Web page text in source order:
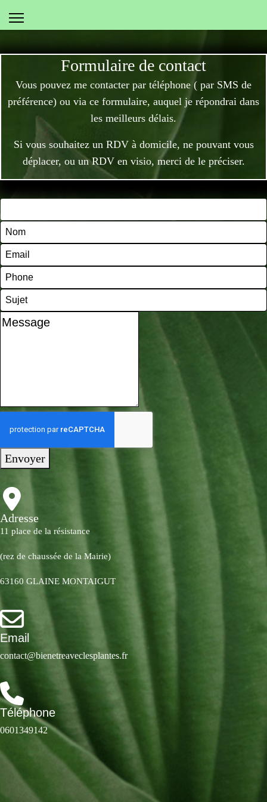
Formulaire de contact
Vous pouvez me contacter par téléphone ( par SMS de
préférence) ou via ce formulaire, auquel je répondrai dans
les meilleurs délais.
Si vous souhaitez un RDV à domicile, ne pouvant vous
déplacer, ou un RDV en visio, merci de le préciser.
Envoyer
Adresse
11 place de la résistance
(rez de chaussée de la Mairie)
63160 GLAINE MONTAIGUT
Email
contact@bienetreaveclesplantes.fr
Téléphone
0601349142